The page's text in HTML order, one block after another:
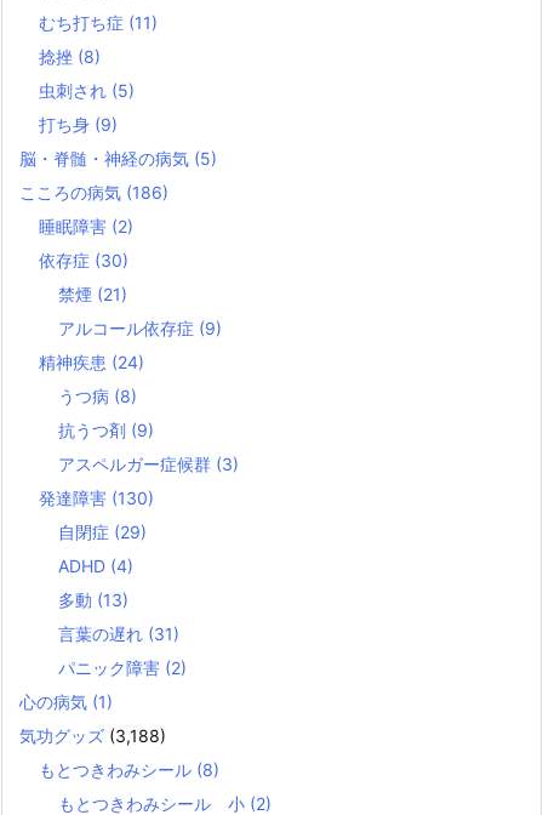
むち打ち症 (11)
捻挫 (8)
虫刺され (5)
打ち身 (9)
脳・脊髄・神経の病気 (5)
こころの病気 (186)
睡眠障害 (2)
依存症 (30)
禁煙 (21)
アルコール依存症 (9)
精神疾患 (24)
うつ病 (8)
抗うつ剤 (9)
アスペルガー症候群 (3)
発達障害 (130)
自閉症 (29)
ADHD (4)
多動 (13)
言葉の遅れ (31)
パニック障害 (2)
心の病気 (1)
気功グッズ (3,188)
もとつきわみシール (8)
もとつきわみシール 小 (2)